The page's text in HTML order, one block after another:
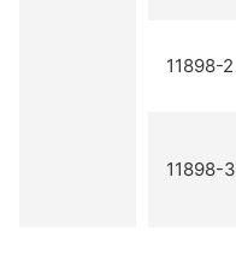
11898-2
11898-3